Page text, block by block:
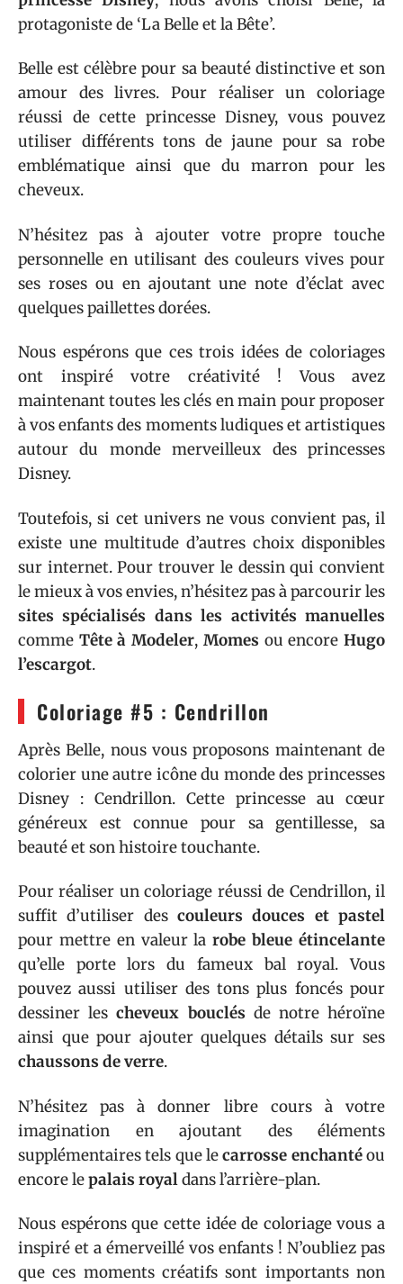
protagoniste de ‘La Belle et la Bête’.
Belle est célèbre pour sa beauté distinctive et son
amour des livres. Pour réaliser un coloriage
réussi de cette princesse Disney, vous pouvez
utiliser différents tons de jaune pour sa robe
emblématique ainsi que du marron pour les
cheveux.
N’hésitez pas à ajouter votre propre touche
personnelle en utilisant des couleurs vives pour
ses roses ou en ajoutant une note d’éclat avec
quelques paillettes dorées.
Nous espérons que ces trois idées de coloriages
ont inspiré votre créativité ! Vous avez
maintenant toutes les clés en main pour proposer
à vos enfants des moments ludiques et artistiques
autour du monde merveilleux des princesses
Disney.
Toutefois, si cet univers ne vous convient pas, il
existe une multitude d’autres choix disponibles
sur internet. Pour trouver le dessin qui convient
le mieux à vos envies, n’hésitez pas à parcourir les
sites spécialisés dans les activités manuelles
comme Tête à Modeler, Momes ou encoreHugo
l’escargot.
Coloriage #5 : Cendrillon
Après Belle, nous vous proposons maintenant de
colorier une autre icône du monde des princesses
Disney : Cendrillon. Cette princesse au cœur
généreux est connue pour sa gentillesse, sa
beauté et son histoire touchante.
Pour réaliser un coloriage réussi de Cendrillon, il
suffit d’utiliser des couleurs douces et pastel
pour mettre en valeur larobe bleue étincelante
qu’elle porte lors du fameux bal royal. Vous
pouvez aussi utiliser des tons plus foncés pour
dessiner lescheveux bouclés de notre héroïne
ainsi que pour ajouter quelques détails sur ses
chaussons de verre.
N’hésitez pas à donner libre cours à votre
imagination en ajoutant des éléments
supplémentaires tels que lecarrosse enchantéou
encore lepalais royaldans l’arrière-plan.
Nous espérons que cette idée de coloriage vous a
inspiré et a émerveillé vos enfants ! N’oubliez pas
que ces moments créatifs sont importants non